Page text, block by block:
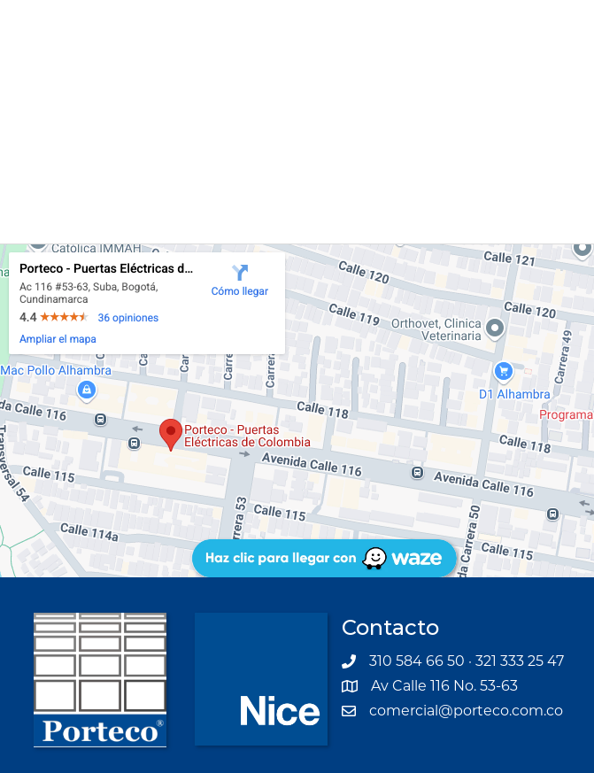
Contacto
310 584 66 50 · 321 333 25 47
Av Calle 116 No. 53-63
comercial@porteco.com.co